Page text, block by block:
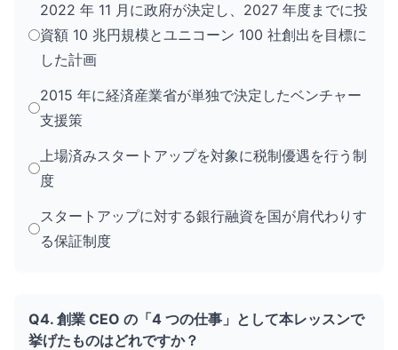
2022 年 11 月に政府が決定し、2027 年度までに投
資額 10 兆円規模とユニコーン 100 社創出を目標に
した計画
2015 年に経済産業省が単独で決定したベンチャー
支援策
上場済みスタートアップを対象に税制優遇を行う制
度
スタートアップに対する銀行融資を国が肩代わりす
る保証制度
Q4. 創業 CEO の「4 つの仕事」として本レッスンで
挙げたものはどれですか？